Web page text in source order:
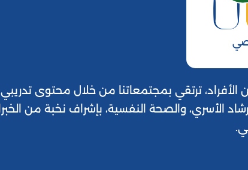
الأفراد، ترتقي بمجتمعاتنا من خلال محتوى
الأسري، والصحة النفسية، بإشراف نخبة من